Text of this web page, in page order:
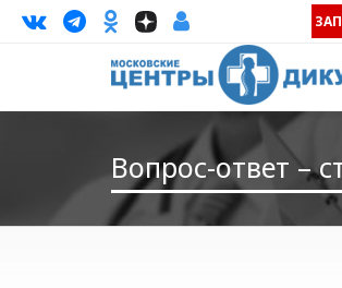
Вопрос-ответ –